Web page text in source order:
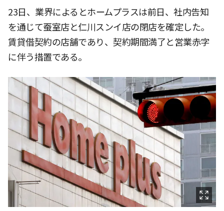
23日、業界によるとホームプラスは前日、社内告知
を通じて蚕室店と仁川スンイ店の閉店を確定した。
賃貸借契約の店舗であり、契約期間満了と営業赤字
に伴う措置である。